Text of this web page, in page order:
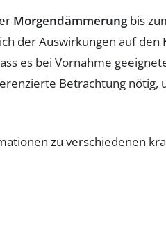
Morgendämmerungbis
der Auswirkungen auf den
es bei Vornahme
Betrachtung nötig,